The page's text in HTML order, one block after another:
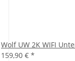
Wolf UW 2K WIFI
159,90 € *